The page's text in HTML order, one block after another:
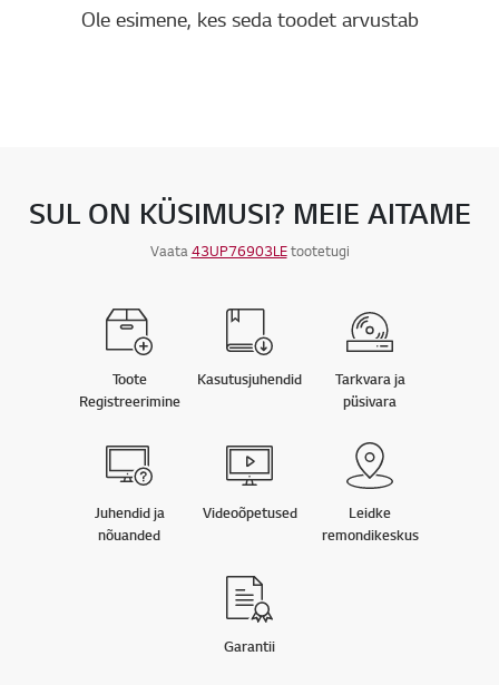
Ole esimene, kes seda toodet arvustab
SUL ON KÜSIMUSI? MEIE AITAME
Vaata43UP76903LEtootetugi
Toote
Registreerimine
Kasutusjuhendid
Tarkvara ja
püsivara
Juhendid ja
nõuanded
Videoõpetused
Leidke
remondikeskus
Garantii